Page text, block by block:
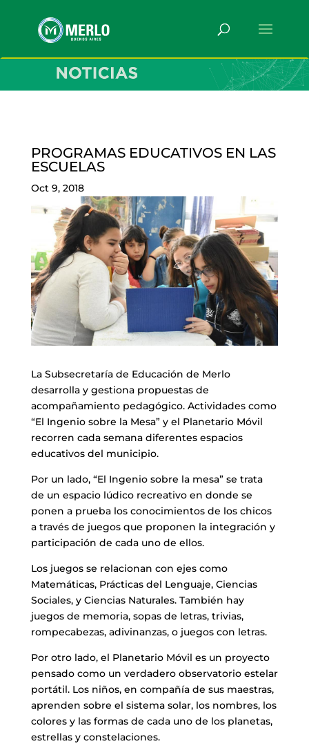
PROGRAMAS EDUCATIVOS EN LAS
ESCUELAS
Oct 9, 2018
La Subsecretaría de Educación de Merlo
desarrolla y gestiona propuestas de
acompañamiento pedagógico. Actividades como
“El Ingenio sobre la Mesa” y el Planetario Móvil
recorren cada semana diferentes espacios
educativos del municipio.
Por un lado, “El Ingenio sobre la mesa” se trata
de un espacio lúdico recreativo en donde se
ponen a prueba los conocimientos de los chicos
a través de juegos que proponen la integración y
participación de cada uno de ellos.
Los juegos se relacionan con ejes como
Matemáticas, Prácticas del Lenguaje, Ciencias
Sociales, y Ciencias Naturales. También hay
juegos de memoria, sopas de letras, trivias,
rompecabezas, adivinanzas, o juegos con letras.
Por otro lado, el Planetario Móvil es un proyecto
pensado como un verdadero observatorio estelar
portátil. Los niños, en compañía de sus maestras,
aprenden sobre el sistema solar, los nombres, los
colores y las formas de cada uno de los planetas,
estrellas y constelaciones.